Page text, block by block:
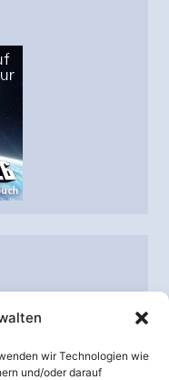
wir Technologien wie
und/oder darauf